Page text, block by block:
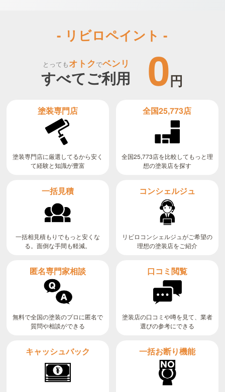
- リビロペイント -
とってもオトクでベンリ
すべてご利用 0円
塗装専門店
塗装専門店に厳選してるから安く
て経験と知識が豊富
全国25,773店
全国25,773店を比較してもっと理
想の塗装店を探す
一括見積
一括相見積もりでもっと安くな
る。面倒な手間も軽減。
コンシェルジュ
リビロコンシェルジュがご希望の
理想の塗装店をご紹介
匿名専門家相談
無料で全国の塗装のプロに匿名で
質問や相談ができる
口コミ閲覧
塗装店の口コミや噂を見て、業者
選びの参考にできる
キャッシュバック 一括お断り機能